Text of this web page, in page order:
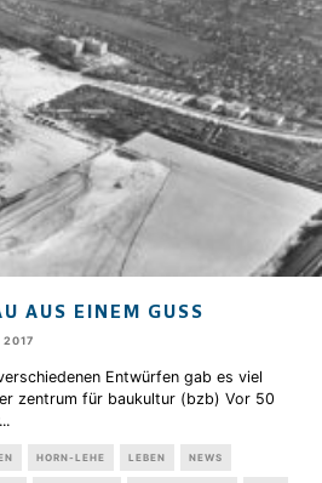
AUS EINEM GUSS
2017
Entwürfen gab es viel
zentrum für baukultur (bzb) Vor 50
...
HORN-LEHE LEBEN NEWS